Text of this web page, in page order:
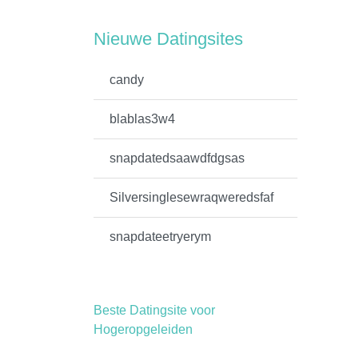
Nieuwe Datingsites
candy
blablas3w4
snapdatedsaawdfdgsas
Silversinglesewraqweredsfaf
snapdateetryerym
Beste Datingsite voor
Hogeropgeleiden